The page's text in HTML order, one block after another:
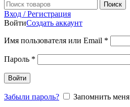
Поиск
Вход / Регистрация
ВойтиСоздать аккаунт
Имя пользователя или Email *
Пароль *
Войти
Забыли пароль?
Запомнить меня